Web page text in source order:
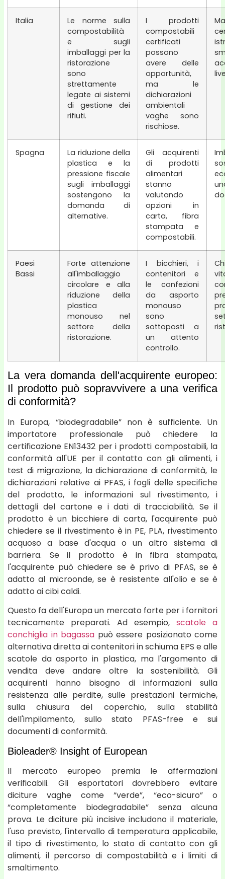
Italia
Le norme sulla
compostabilità
e sugli
imballaggi per la
ristorazione
sono
strettamente
legate ai sistemi
di gestione dei
rifiuti.
I prodotti
compostabili
certificati
possono
avere delle
opportunità,
ma le
dichiarazioni
ambientali
vaghe sono
rischiose.
Spagna
La riduzione della
plastica e la
pressione fiscale
sugli imballaggi
sostengono la
domanda di
alternative.
Gli acquirenti
di prodotti
alimentari
stanno
valutando
opzioni in
carta, fibra
stampata e
compostabili.
Paesi
Bassi
Forte attenzione
all'imballaggio
circolare e alla
riduzione della
plastica
monouso nel
settore della
ristorazione.
I bicchieri, i
contenitori e
le confezioni
da asporto
monouso
sono
sottoposti a
un attento
controllo.
La vera domanda dell'acquirente europeo:
Il prodotto può sopravvivere a una verifica
di conformità?
In Europa, “biodegradabile” non è sufficiente. Un
importatore professionale può chiedere la
certificazione EN13432 per i prodotti compostabili, la
conformità all'UE per il contatto con gli alimenti, i
test di migrazione, la dichiarazione di conformità, le
dichiarazioni relative ai PFAS, i fogli delle specifiche
del prodotto, le informazioni sul rivestimento, i
dettagli del cartone e i dati di tracciabilità. Se il
prodotto è un bicchiere di carta, l'acquirente può
chiedere se il rivestimento è in PE, PLA, rivestimento
acquoso a base d'acqua o un altro sistema di
barriera. Se il prodotto è in fibra stampata,
l'acquirente può chiedere se è privo di PFAS, se è
adatto al microonde, se è resistente all'olio e se è
adatto ai cibi caldi.
Questo fa dell'Europa un mercato forte per i fornitori
tecnicamente preparati. Ad esempio, scatole a
conchiglia in bagassa può essere posizionato come
alternativa diretta ai contenitori in schiuma EPS e alle
scatole da asporto in plastica, ma l'argomento di
vendita deve andare oltre la sostenibilità. Gli
acquirenti hanno bisogno di informazioni sulla
resistenza alle perdite, sulle prestazioni termiche,
sulla chiusura del coperchio, sulla stabilità
dell'impilamento, sullo stato PFAS-free e sui
documenti di conformità.
Bioleader® Insight of European
Il mercato europeo premia le affermazioni
verificabili. Gli esportatori dovrebbero evitare
diciture vaghe come “verde”, “eco-sicuro” o
“completamente biodegradabile” senza alcuna
prova. Le diciture più incisive includono il materiale,
l'uso previsto, l'intervallo di temperatura applicabile,
il tipo di rivestimento, lo stato di contatto con gli
alimenti, il percorso di compostabilità e i limiti di
smaltimento.